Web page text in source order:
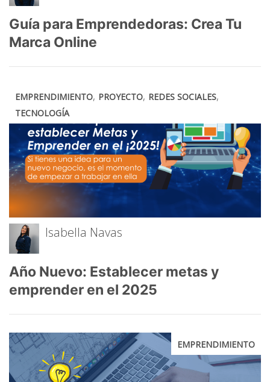
Guía para Emprendedoras: Crea Tu
Marca Online
EMPRENDIMIENTO, PROYECTO, REDES SOCIALES,
TECNOLOGÍA
Isabella Navas
Año Nuevo: Establecer metas y
emprender en el 2025
EMPRENDIMIENTO